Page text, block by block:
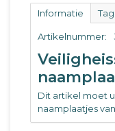
Informatie
Artikelnummer:
Dit artikel moet
naamplaatjes